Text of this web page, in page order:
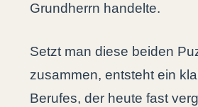
Grundherrn handelte.
Setzt man diese beiden
zusammen, entsteht ein
Berufes, der heute fast